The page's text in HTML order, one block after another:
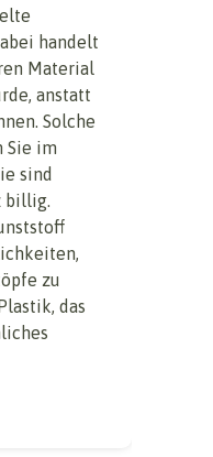
handelt
Material
anstatt
Solche
Sie im
sind
billig.
zu
das